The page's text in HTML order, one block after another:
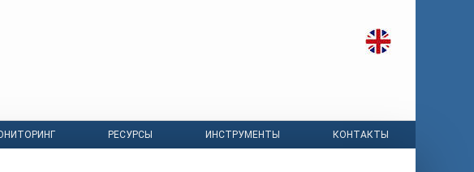
РЕСУРСЫ ИНСТРУМЕНТЫ КОНТАКТЫ